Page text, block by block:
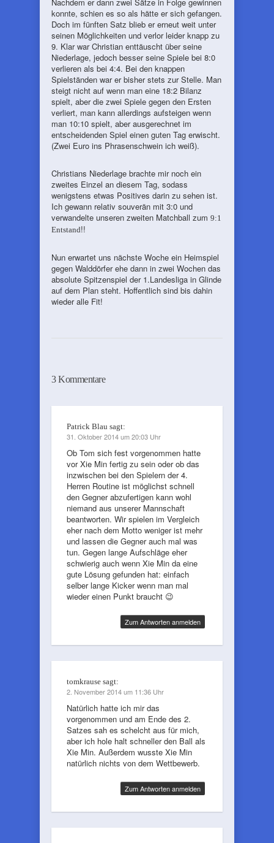
konnte, schien es so als hätte er sich gefangen.
Doch im fünften Satz blieb er erneut weit unter
seinen Möglichkeiten und verlor leider knapp zu
9. Klar war Christian enttäuscht über seine
Niederlage, jedoch besser seine Spiele bei 8:0
verlieren als bei 4:4. Bei den knappen
Spielständen war er bisher stets zur Stelle. Man
steigt nicht auf wenn man eine 18:2 Bilanz
spielt, aber die zwei Spiele gegen den Ersten
verliert, man kann allerdings aufsteigen wenn
man 10:10 spielt, aber ausgerechnet im
entscheidenden Spiel einen guten Tag erwischt.
(Zwei Euro ins Phrasenschwein ich weiß).
Christians Niederlage brachte mir noch ein
zweites Einzel an diesem Tag, sodass
wenigstens etwas Positives darin zu sehen ist.
Ich gewann relativ souverän mit 3:0 und
verwandelte unseren zweiten Matchball zum 9:1
Entstand!!
Nun erwartet uns nächste Woche ein Heimspiel
gegen Walddörfer ehe dann in zwei Wochen das
absolute Spitzenspiel der 1.Landesliga in Glinde
auf dem Plan steht. Hoffentlich sind bis dahin
wieder alle Fit!
3 Kommentare
Patrick Blau sagt:
31. Oktober 2014 um 20:03 Uhr
Ob Tom sich fest vorgenommen hatte
vor Xie Min fertig zu sein oder ob das
inzwischen bei den Spielern der 4.
Herren Routine ist möglichst schnell
den Gegner abzufertigen kann wohl
niemand aus unserer Mannschaft
beantworten. Wir spielen im Vergleich
eher nach dem Motto weniger ist mehr
und lassen die Gegner auch mal was
tun. Gegen lange Aufschläge eher
schwierig auch wenn Xie Min da eine
gute Lösung gefunden hat: einfach
selber lange Kicker wenn man mal
wieder einen Punkt braucht 😉
Zum Antworten anmelden
tomkrause sagt:
2. November 2014 um 11:36 Uhr
Natürlich hatte ich mir das
vorgenommen und am Ende des 2.
Satzes sah es schelcht aus für mich,
aber ich hole halt schneller den Ball als
Xie Min. Außerdem wusste Xie Min
natürlich nichts von dem Wettbewerb.
Zum Antworten anmelden